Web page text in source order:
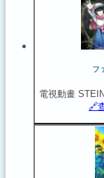
フ
電視動畫
🔗️